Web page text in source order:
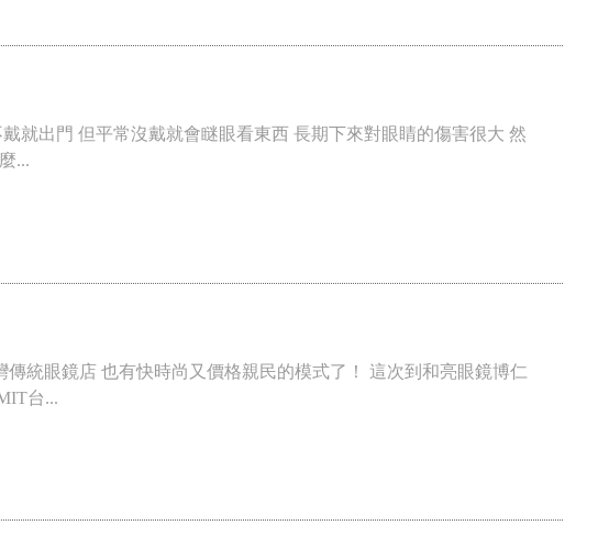
就出門 但平常沒戴就會瞇眼看東西 長期下來對眼睛的傷害很大 然
...
統眼鏡店 也有快時尚又價格親民的模式了！ 這次到和亮眼鏡博仁
台...